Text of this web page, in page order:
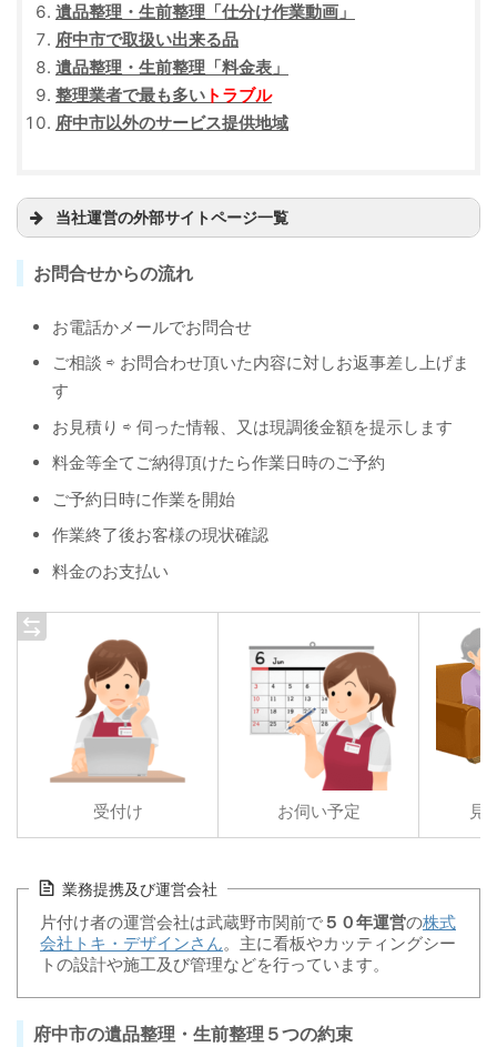
遺品整理・生前整理「仕分け作業動画」
府中市で取扱い出来る品
遺品整理・生前整理「料金表」
整理業者で最も多い トラブル
府中市以外のサービス提供地域
当社運営の外部サイトページ一覧
投稿ページ
口コミページ
ツイッター
インスタグラム
ライン公式
ユーチューブ
お問合せからの流れ
お電話かメールでお問合せ
ご相談 ⇨ お問合わせ頂いた内容に対しお返事差し上げま
す
お見積り ⇨ 伺った情報、又は現調後金額を提示します
料金等全てご納得頂けたら作業日時のご予約
ご予約日時に作業を開始
作業終了後お客様の現状確認
料金のお支払い
受付け お伺い予定 見
業務提携及び運営会社
片付け者の運営会社は武蔵野市関前で５０年運営の株式
会社トキ・デザインさん。主に看板やカッティングシー
トの設計や施工及び管理などを行っています。
府中市の遺品整理・生前整理５つの約束